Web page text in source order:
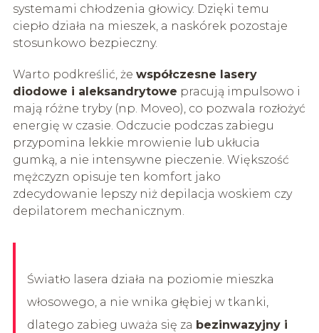
systemami chłodzenia głowicy. Dzięki temu
ciepło działa na mieszek, a naskórek pozostaje
stosunkowo bezpieczny.
Warto podkreślić, że współczesne lasery
diodowe i aleksandrytowe pracują impulsowo i
mają różne tryby (np. Moveo), co pozwala rozłożyć
energię w czasie. Odczucie podczas zabiegu
przypomina lekkie mrowienie lub ukłucia
gumką, a nie intensywne pieczenie. Większość
mężczyzn opisuje ten komfort jako
zdecydowanie lepszy niż depilacja woskiem czy
depilatorem mechanicznym.
Światło lasera działa na poziomie mieszka
włosowego, a nie wnika głębiej w tkanki,
dlatego zabieg uważa się za bezinwazyjny i